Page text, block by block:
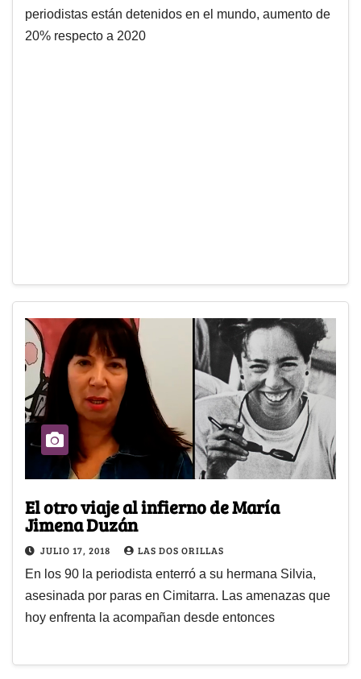
periodistas están detenidos en el mundo, aumento de
20% respecto a 2020
El otro viaje al infierno de María
Jimena Duzán
JULIO 17, 2018 LAS DOS ORILLAS
En los 90 la periodista enterró a su hermana Silvia,
asesinada por paras en Cimitarra. Las amenazas que
hoy enfrenta la acompañan desde entonces